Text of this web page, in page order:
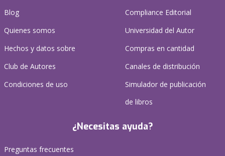
Blog
Quienes somos
Hechos y datos sobre
Club de Autores
Condiciones de uso
Compliance Editorial
Universidad del Autor
Compras en cantidad
Canales de distribución
Simulador de publicación
de libros
¿Necesitas ayuda?
Preguntas frecuentes